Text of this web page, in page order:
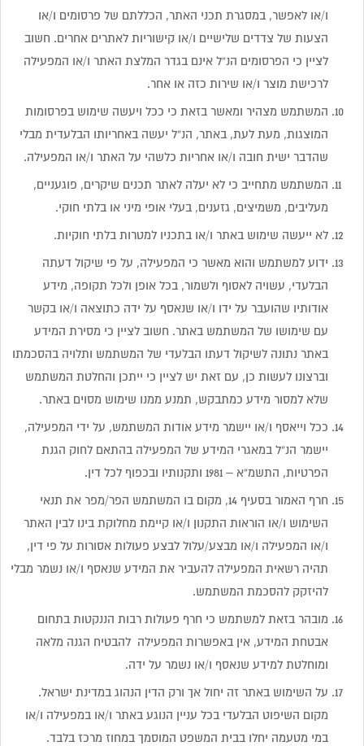
ו/או לאפשר, במסגרת תכני האתר, הכללתם של פרסומים ו/או
הצעות של צדדים שלישיים ו/או קישוריות לאתרים אחרים. חשוב
לציין כי הפרסומים הנ”ל אינם בגדר המלצת האתר ו/או המפעילה
לרכישת מוצר ו/או שירות כזה או אחר.
המשתמש מצהיר ומאשר בזאת כי ככל ויעשה שימוש בפרסומות
המוצגות, מעת לעת, באתר, הנ”ל יעשה באחריותו הבלעדית מבלי
שהדבר ישית חובה ו/או אחריות כלשהי על האתר ו/או המפעילה.
המשתמש מתחייב כי לא יעלה לאתר תכנים שיקרים, פוגעניים,
מעליבים, משמיצים, גזענים, בעלי אופי מיני או בלתי חוקי.
לא ייעשה שימוש באתר ו/או בתכניו למטרות בלתי חוקיות.
ידוע למשתמש והוא מאשר כי המפעילה, על פי שיקול דעתה
הבלעדי, עשויה לאסוף ולשמור, בכל אופן ולכל תקופה, מידע
אודותיו שהועבר על ידו ו/או שנאסף על ידה כתוצאה ו/או בקשר
עם שימושו של המשתמש באתר. חשוב לציין כי מסירת המידע
באתר נתונה לשיקול דעתו הבלעדי של המשתמש ותלויה בהסכמתו
וברצונו לעשות כן, עם זאת יש לציין כי ייתכן והחלטת המשתמש
שלא למסור מידע כמתבקש, תמנע ממנו שימוש מסוים באתר.
ככל וייאסף ו/או יישמר מידע אודות המשתמש, על ידי המפעילה,
יישמר הנ”ל במאגרי המידע של המפעילה בהתאם לחוק הגנת
הפרטיות, התשמ”א – 1981 ותקנותיו ובכפוף לכל דין.
חרף האמור בסעיף 14, מקום בו המשתמש הפר/מפר את תנאי
השימוש ו/או הוראות התקנון ו/או קיימת מחלוקת בינו לבין האתר
ו/או המפעילה ו/או מבצע/עלול לבצע פעולות אסורות על פי דין,
תהיה רשאית המפעילה להעביר את המידע שנאסף ו/או נשמר מבלי
להיזקק להסכמת המשתמש.
מובהר בזאת למשתמש כי חרף פעולות רבות הננקטות בתחום
אבטחת המידע, אין באפשרות המפעילה להבטיח הגנה מלאה
ומוחלטת למידע שנאסף ו/או נשמר על ידה.
על השימוש באתר זה יחול אך ורק הדין הנהוג במדינת ישראל.
מקום השיפוט הבלעדי בכל עניין הנוגע באתר ו/או במפעילה ו/או
במי מטעמה יחלו בבית המשפט המוסמך במחוז מרכז בלבד.